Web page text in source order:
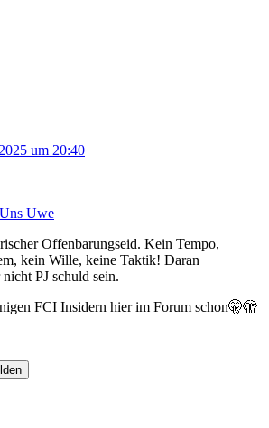
um 20:40
Uwe
Offenbarungseid. Kein Tempo,
kein Wille, keine Taktik! Daran
PJ schuld sein.
FCI Insidern hier im Forum schon🤫🫣